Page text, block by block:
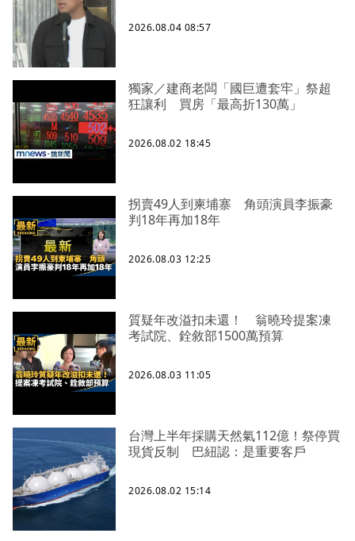
2026.08.04 08:57
獨家／建商老闆「國巨遭套牢」祭超
狂讓利 買房「最高折130萬」
2026.08.02 18:45
拐賣49人到柬埔寨 角頭演員李振豪
判18年再加18年
2026.08.03 12:25
質疑年改溢扣未還！ 翁曉玲提案凍
考試院、銓敘部1500萬預算
2026.08.03 11:05
台灣上半年採購天然氣112億！祭停買
現貨反制 巴紐認：是重要客戶
2026.08.02 15:14